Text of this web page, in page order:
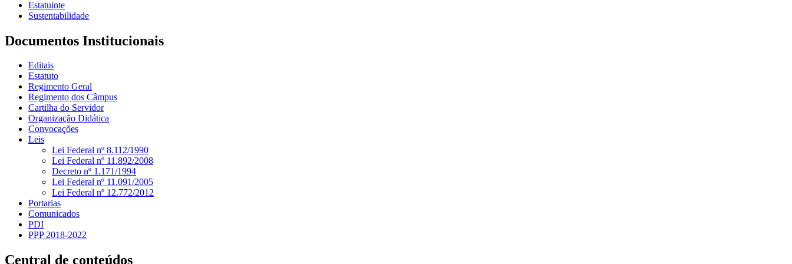
Estatuinte
Sustentabilidade
Documentos Institucionais
Editais
Estatuto
Regimento Geral
Regimento dos Câmpus
Cartilha do Servidor
Organização Didática
Convocações
Leis
Lei Federal nº 8.112/1990
Lei Federal nº 11.892/2008
Decreto nº 1.171/1994
Lei Federal nº 11.091/2005
Lei Federal nº 12.772/2012
Portarias
Comunicados
PDI
PPP 2018-2022
Central de conteúdos